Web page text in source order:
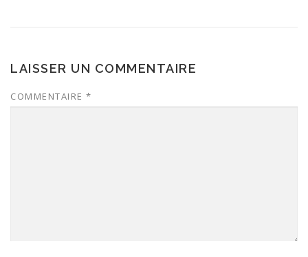
LAISSER UN COMMENTAIRE
COMMENTAIRE *